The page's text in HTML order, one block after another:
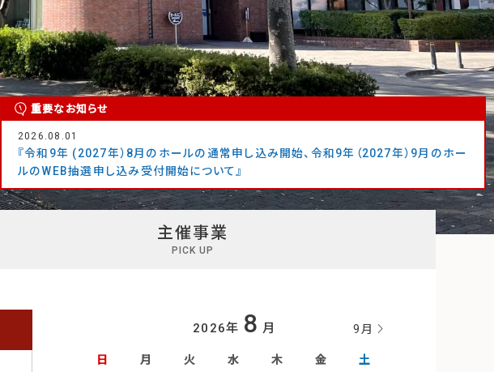
重要なお知らせ
2026.08.01
『令和9年 (2027年）8月のホールの通常申し込み開始、令和9年（2027年）9月のホー
ルのWEB抽選申し込み受付開始について』
主催事業
PICK UP
9月
2026年 8 月
日 月 火 水 木 金 土